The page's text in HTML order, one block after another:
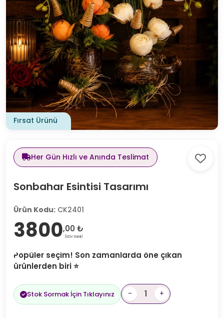
Fırsat Ürünü
Her Gün Hızlı ve Anında Teslimat
Sonbahar Esintisi Tasarımı
Ürün Kodu: CK2401
3800,00 ₺
(KDV Dahil)
Popüler seçim! Son zamanlarda öne çıkan
ürünlerden biri ⭐
Stok Sormak İçin Tıklayınız - +